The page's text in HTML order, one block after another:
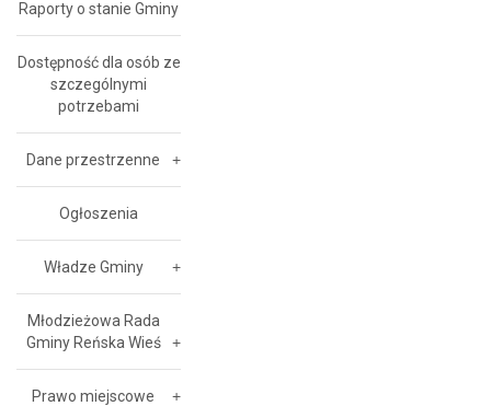
Raporty o stanie Gminy
Dostępność dla osób ze
szczególnymi
potrzebami
Dane przestrzenne
Ogłoszenia
Władze Gminy
Młodzieżowa Rada
Gminy Reńska Wieś
Prawo miejscowe